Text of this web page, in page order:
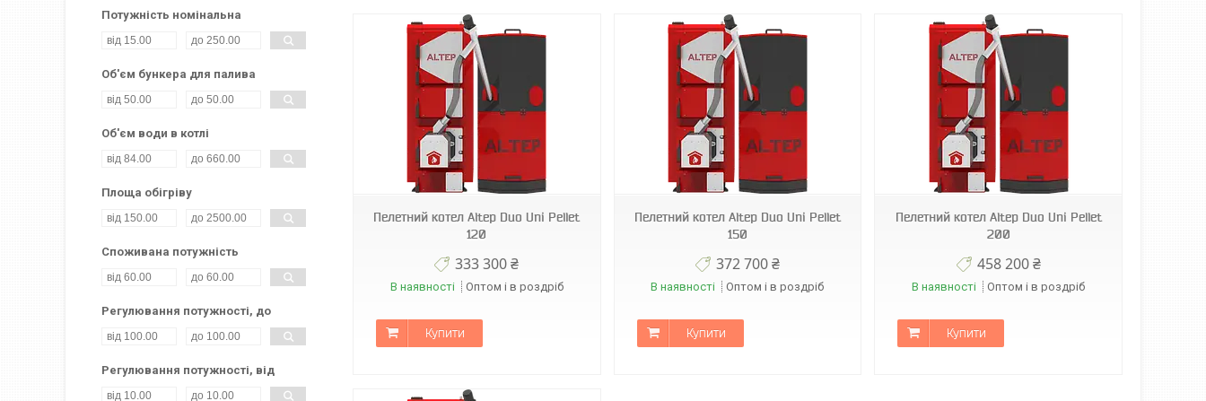
Пелетний котел Altep Duo Uni Pellet
120
333 300 ₴
В наявності Оптом і в роздріб
Купити
Пелетний котел Altep Duo Uni Pellet
150
372 700 ₴
В наявності Оптом і в роздріб
Купити
Пелетний котел Altep Duo Uni Pellet
200
458 200 ₴
В наявності Оптом і в роздріб
Купити
Потужність номінальна
Об'єм бункера для палива
Об'єм води в котлі
Площа обігріву
Споживана потужність
Регулювання потужності, до
Регулювання потужності, від